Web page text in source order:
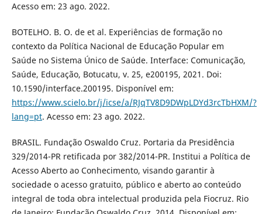
Acesso em: 23 ago. 2022.
BOTELHO. B. O. de et al. Experiências de formação no
contexto da Política Nacional de Educação Popular em
Saúde no Sistema Único de Saúde. Interface: Comunicação,
Saúde, Educação, Botucatu, v. 25, e200195, 2021. Doi:
10.1590/interface.200195. Disponível em:
https://www.scielo.br/j/icse/a/RJqTV8D9DWpLDYd3rcTbHXM/?
lang=pt. Acesso em: 23 ago. 2022.
BRASIL. Fundação Oswaldo Cruz. Portaria da Presidência
329/2014-PR retificada por 382/2014-PR. Institui a Política de
Acesso Aberto ao Conhecimento, visando garantir à
sociedade o acesso gratuito, público e aberto ao conteúdo
integral de toda obra intelectual produzida pela Fiocruz. Rio